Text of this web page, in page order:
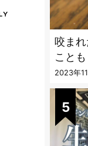
咬ま
こと
〝生
ブ・
2023年